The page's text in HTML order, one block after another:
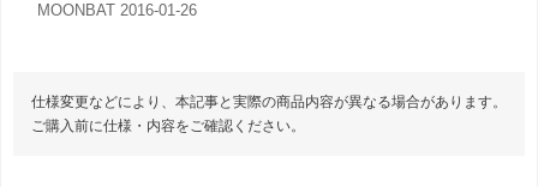
MOONBAT 2016-01-26
仕様変更などにより、本記事と実際の商品内容が異なる場合があります。
ご購入前に仕様・内容をご確認ください。